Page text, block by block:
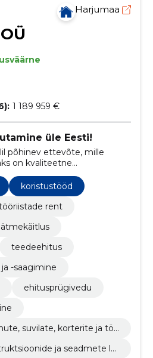
Harjumaa
1 189 959 €
üle Eesti!
põhinev ettevõte, mille
on kvaliteetne
koristustööd
rent
teedeehitus
-saagimine
ehitusprügivedu
suvilate, korterite ja töö
ja seadmete la